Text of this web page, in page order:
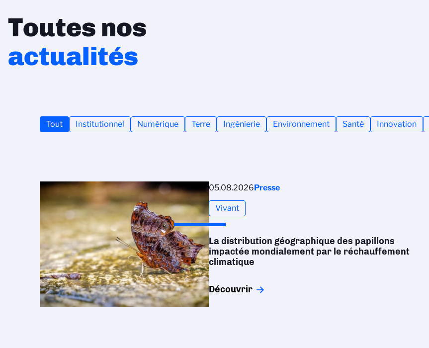
Toutes nos
actualités
Tout Institutionnel Numérique Terre Ingénierie Environnement Santé Innovation
05.08.2026Presse
Vivant
La distribution géographique des papillons
impactée mondialement par le réchauffement
climatique
Découvrir